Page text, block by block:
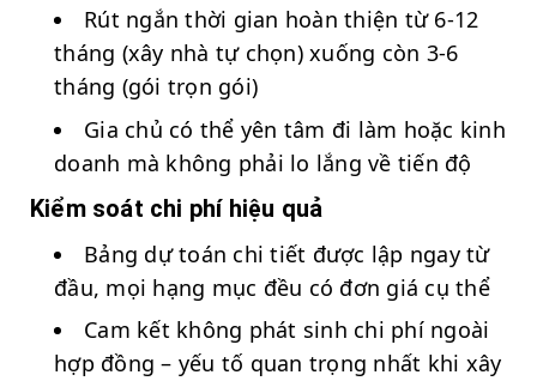
Rút ngắn thời gian hoàn thiện từ 6-12
tháng (xây nhà tự chọn) xuống còn 3-6
tháng (gói trọn gói)
Gia chủ có thể yên tâm đi làm hoặc kinh
doanh mà không phải lo lắng về tiến độ
Kiểm soát chi phí hiệu quả
Bảng dự toán chi tiết được lập ngay từ
đầu, mọi hạng mục đều có đơn giá cụ thể
Cam kết không phát sinh chi phí ngoài
hợp đồng – yếu tố quan trọng nhất khi xây